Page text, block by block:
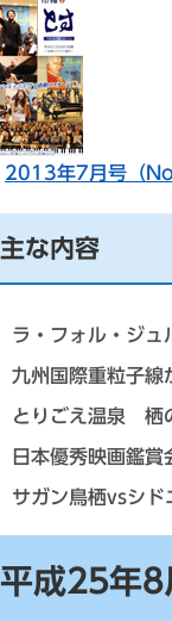
2013年7月号（
主な内容
ラ・フォル・ジ
九州国際重粒子線
とりごえ温泉 栖
日本優秀映画鑑賞
サガン鳥栖vsシド
平成25年8